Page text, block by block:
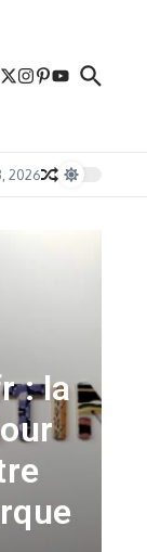
2026
: la